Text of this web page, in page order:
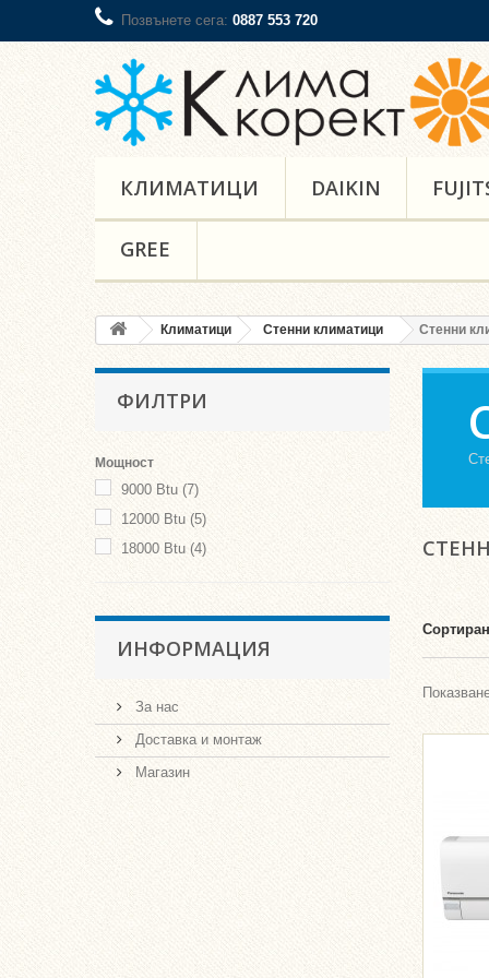
Позвънете сега: 0887 553 720
КЛИМАТИЦИ DAIKIN
GREE
Климатици Стенни климатици Стенни
ФИЛТРИ
Мощност
9000 Btu (7)
12000 Btu (5)
18000 Btu (4)
ИНФОРМАЦИЯ
За нас
Доставка и монтаж
Магазин